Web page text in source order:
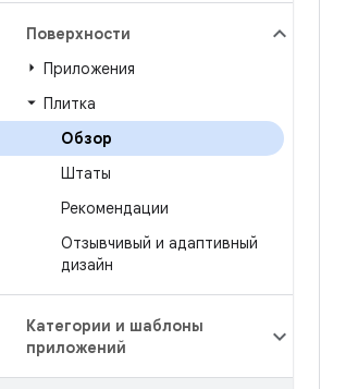
Поверхности
Приложения
Плитка
Обзор
Штаты
Рекомендации
Отзывчивый и адаптивный
дизайн
Категории и шаблоны
приложений